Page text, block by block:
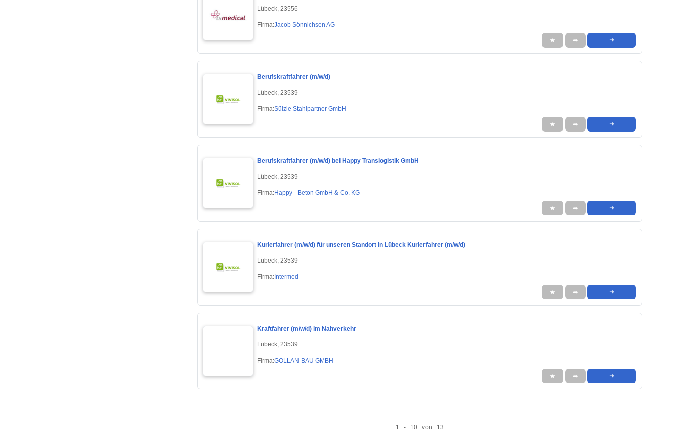
Lübeck, 23556
Firma:Jacob Sönnichsen AG
★ ➦ ➜
Berufskraftfahrer (m/w/d)
Lübeck, 23539
Firma:Sülzle Stahlpartner GmbH
★ ➦ ➜
Berufskraftfahrer (m/w/d) bei Happy Translogistik GmbH
Lübeck, 23539
Firma:Happy - Beton GmbH & Co. KG
★ ➦ ➜
Kurierfahrer (m/w/d) für unseren Standort in Lübeck Kurierfahrer (m/w/d)
Lübeck, 23539
Firma:Intermed
★ ➦ ➜
Kraftfahrer (m/w/d) im Nahverkehr
Lübeck, 23539
Firma:GOLLAN-BAU GMBH
★ ➦ ➜
1 - 10 von 13